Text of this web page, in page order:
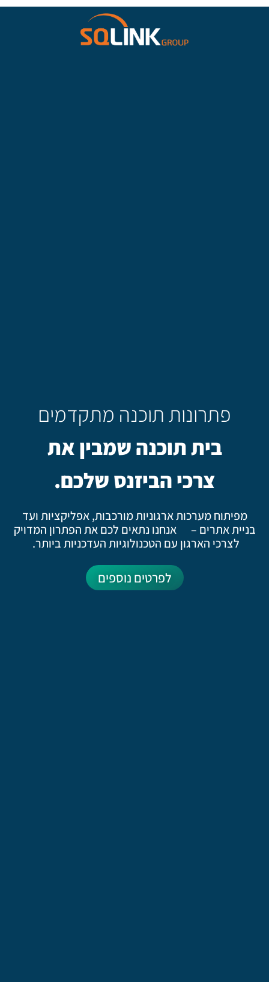
פתרונות תוכנה מתקדמים
בית תוכנה שמבין את
צרכי הביזנס שלכם.
מפיתוח מערכות ארגוניות מורכבות, אפליקציות ועד
בניית אתרים – אנחנו נתאים לכם את הפתרון המדויק
לצרכי הארגון עם הטכנולוגיות העדכניות ביותר.
לפרטים נוספים